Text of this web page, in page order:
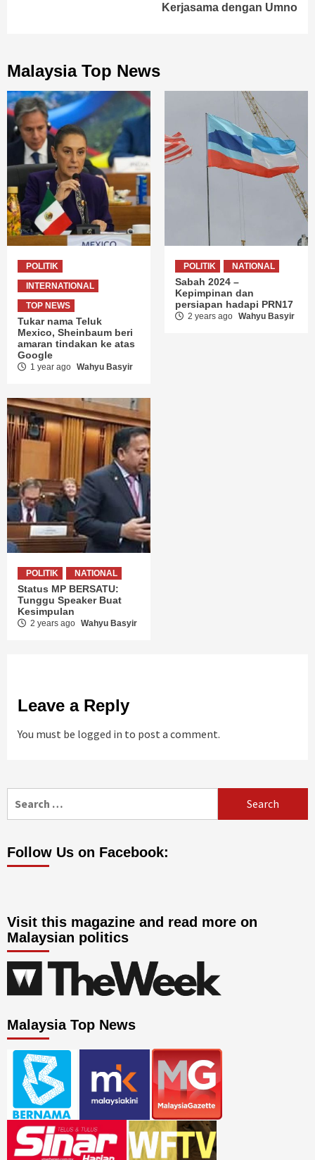
Kerjasama dengan Umno
Malaysia Top News
POLITIK
INTERNATIONAL
TOP NEWS
Tukar nama Teluk
Mexico, Sheinbaum beri
amaran tindakan ke atas
Google
1 year ago Wahyu Basyir
POLITIK NATIONAL
Sabah 2024 –
Kepimpinan dan
persiapan hadapi PRN17
2 years ago Wahyu Basyir
POLITIK NATIONAL
Status MP BERSATU:
Tunggu Speaker Buat
Kesimpulan
2 years ago Wahyu Basyir
Leave a Reply
You must be logged in to post a comment.
for:
Follow Us on Facebook:
Visit this magazine and read more on
Malaysian politics
Malaysia Top News